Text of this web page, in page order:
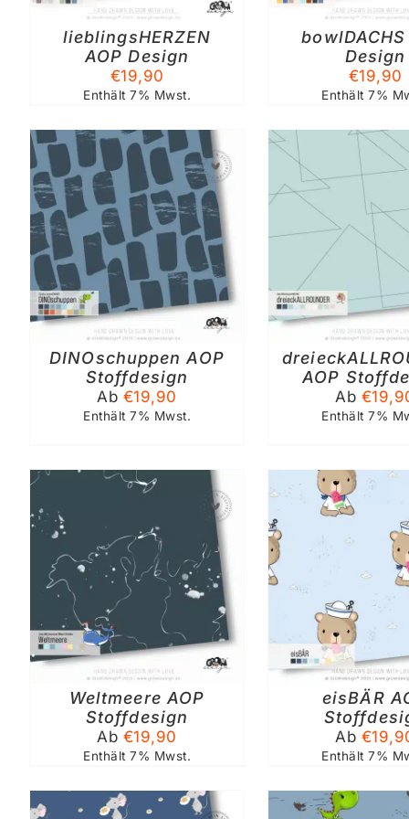
lieblingsHERZEN
AOP Design
€19,90
Enthält 7% Mwst.
AUF.
DIE
OPTIONEN
KÖNNEN
AUF
PRODUKTSEITE
GEWÄHLT
WERDEN
bowlDACHS
Design
€19,90
Enthält 7%
AUF.
DIE
AUF
DINOschuppen AOP
Stoffdesign
Ab €19,90
Enthält 7% Mwst.
AUSFÜHRUNG WÄHLEN
DIESES
PRODUKT
WEIST
MEHRERE
VARIANTEN
AUF.
DIE
OPTIONEN
KÖNNEN
AUF
GEWÄHLT
WERDEN
/ DETAILS
AOP
Ab €
Enthält 7%
DIESES
WEIST
AUF.
DIE
AUF
Weltmeere AOP
Stoffdesign
Ab €19,90
Enthält 7% Mwst.
AUSFÜHRUNG WÄHLEN
DIESES
PRODUKT
WEIST
MEHRERE
VARIANTEN
AUF.
DIE
OPTIONEN
KÖNNEN
AUF
PRODUKTSEITE
GEWÄHLT
/ DETAILS
eisBÄR
Ab €
Enthält 7%
DIESES
WEIST
AUF.
DIE
AUF